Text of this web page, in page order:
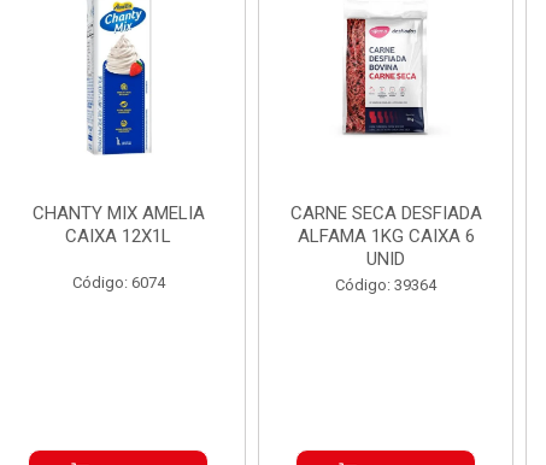
CHANTY MIX AMELIA
CAIXA 12X1L
Código: 6074
CARNE SECA DESFIADA
ALFAMA 1KG CAIXA 6
UNID
Código: 39364